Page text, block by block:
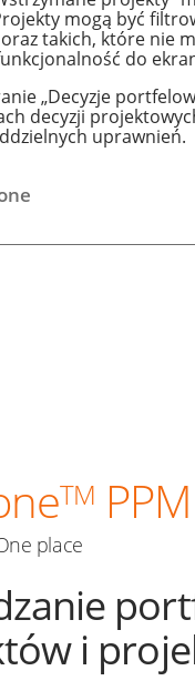
mogą być
takich, które nie
do
„Decyzje
decyzji
uprawnień.
TM PPM
place
i